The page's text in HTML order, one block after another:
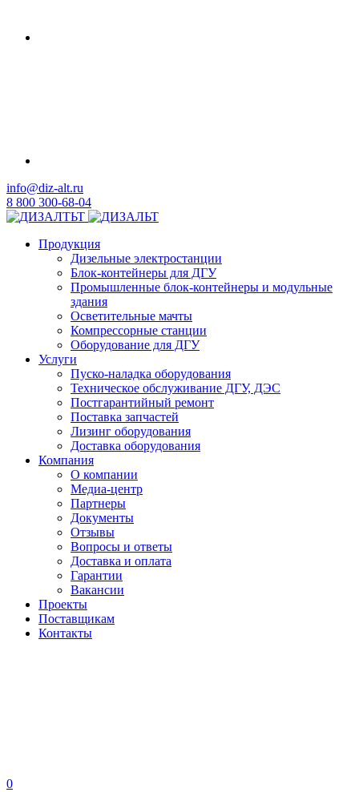
info@diz-alt.ru
8 800 300-68-04
Продукция
Дизельные электростанции
Блок-контейнеры для ДГУ
Промышленные блок-контейнеры и модульные
здания
Осветительные мачты
Компрессорные станции
Оборудование для ДГУ
Услуги
Пуско-наладка оборудования
Техническое обслуживание ДГУ, ДЭС
Постгарантийный ремонт
Поставка запчастей
Лизинг оборудования
Доставка оборудования
Компания
О компании
Медиа-центр
Партнеры
Документы
Отзывы
Вопросы и ответы
Доставка и оплата
Гарантии
Вакансии
Проекты
Поставщикам
Контакты
0